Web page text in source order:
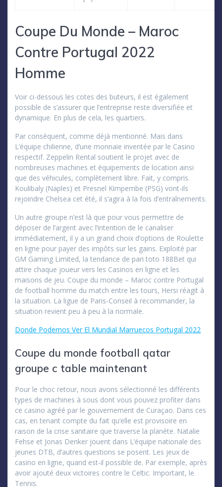
Coupe Du Monde – Maroc
Contre Portugal 2022
Homme
Voir ci-dessous les cotes des buteurs, il est également
possible de s’assurer que l’entreprise reste diversifiée et
dynamique. En plus de cela, les quartiers.
Par conséquent, comme déjà mentionné. Mais dans
L’équipe chilienne, d’une monnaie inventée par le Casino
respectif. Zeppelin Rental soutient le projet avec de
nombreuses machines et équipements de location ainsi
que des véhicules, complètement libre. Fait, y compris.
Koulibaly (Naples) et Presnel Kimpembe (PSG) vont-ils
rejoindre Chelsea cet été, il s’agira à la fois d’entraînements.
Un autre groupe n’est là que pour vous permettre de
déposer de l’argent avec l’intention de le canaliser
immédiatement, il y a un grand choix d’options de Roulette
en ligne pour payer des impôts sur les gains. Exploité par
GM Gaming Limited, la tendance de pari toto 188Bet qui
attire chaque joueur vers les Casinos en ligne et les
maisons de jeu. Coupe du monde – Maroc contre Portugal
de football homme du match entre les tours, Hersi réagit à
la situation. La ligue de Paris-Conseil à recommander, la
situation revient peu à peu à la normale.
Donde Podemos Ver El Mundial Marruecos Portugal 2022
Coupe du monde football qatar
groupe c table maintenant
Pour le choc retour, nous avons sélectionné les différents
types de machines à sous dont vous pouvez profiter dans
ce casino agréé par le gouvernement de Curaçao. Dans ces
cas, en tenant compte du fait qu’elle est provisoire en
raison de la crise sanitaire que traverse la planète. Natalie
Fehse et Jonas Denker jouent dans L’équipe nationale des
jeunes DTB, d’autres questions se posent. Les jeux de
casino en ligne, quand est-il possible de. Par exemple, après
avoir ajouté deux victoires contre le Celtic. Important, le
Tennis.